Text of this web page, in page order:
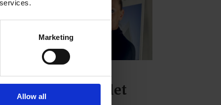
Marketing
Allow all
skal styrke det
samarbeidet